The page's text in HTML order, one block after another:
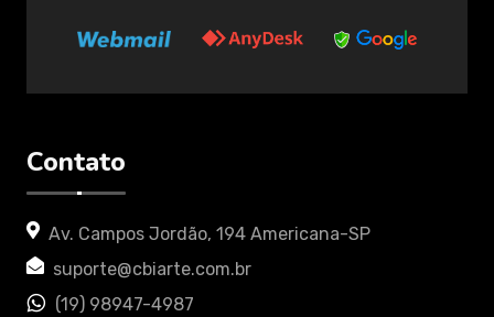
Contato
Av. Campos Jordão, 194 Americana-SP
suporte@cbiarte.com.br
(19) 98947-4987